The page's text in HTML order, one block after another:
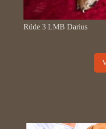
Rüde 3 LMB Darius